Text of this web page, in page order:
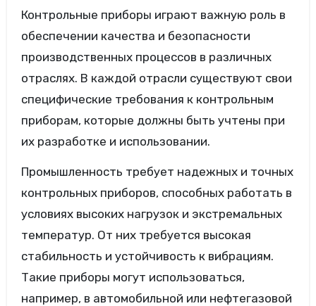
Контрольные приборы играют важную роль в
обеспечении качества и безопасности
производственных процессов в различных
отраслях. В каждой отрасли существуют свои
специфические требования к контрольным
приборам, которые должны быть учтены при
их разработке и использовании.
Промышленность требует надежных и точных
контрольных приборов, способных работать в
условиях высоких нагрузок и экстремальных
температур. От них требуется высокая
стабильность и устойчивость к вибрациям.
Такие приборы могут использоваться,
например, в автомобильной или нефтегазовой